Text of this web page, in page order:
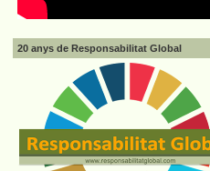
20 anys de Responsabilitat Global